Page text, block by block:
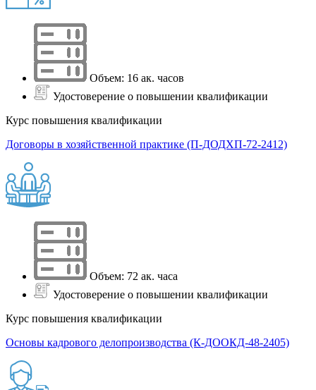
Объем: 16 ак. часов
Удостоверение о повышении квалификации
Курс повышения квалификации
Договоры в хозяйственной практике (П-ДОДХП-72-2412)
Объем: 72 ак. часа
Удостоверение о повышении квалификации
Курс повышения квалификации
Основы кадрового делопроизводства (К-ДООКД-48-2405)